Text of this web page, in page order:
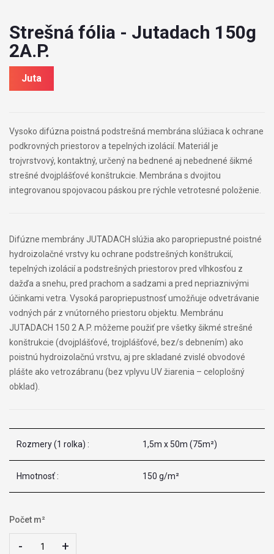
Strešná fólia - Jutadach 150g
2A.P.
Juta
Vysoko difúzna poistná podstrešná membrána slúžiaca k ochrane
podkrovných priestorov a tepelných izolácií. Materiál je
trojvrstvový, kontaktný, určený na bednené aj nebednené šikmé
strešné dvojplášťové konštrukcie. Membrána s dvojitou
integrovanou spojovacou páskou pre rýchle vetrotesné položenie.
Difúzne membrány JUTADACH slúžia ako paropriepustné poistné
hydroizolačné vrstvy ku ochrane podstrešných konštrukcií,
tepelných izolácií a podstrešných priestorov pred vlhkosťou z
dažďa a snehu, pred prachom a sadzami a pred nepriaznivými
účinkami vetra. Vysoká paropriepustnosť umožňuje odvetrávanie
vodných pár z vnútorného priestoru objektu. Membránu
JUTADACH 150 2 A.P. môžeme použiť pre všetky šikmé strešné
konštrukcie (dvojplášťové, trojplášťové, bez/s debnením) ako
poistnú hydroizolačnú vrstvu, aj pre skladané zvislé obvodové
plášte ako vetrozábranu (bez vplyvu UV žiarenia – celoplošný
obklad).
Rozmery (1 rolka) : 1,5m x 50m (75m²)
Hmotnosť : 150 g/m²
Počet m²
- +
- +